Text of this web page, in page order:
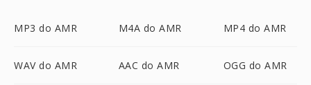
MP3 do AMR M4A do AMR MP4 do AMR
WAV do AMR AAC do AMR OGG do AMR